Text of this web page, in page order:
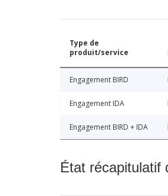
Type de
produit/service
Engagement BIRD
Engagement IDA
Engagement BIRD + IDA
État récapitulatif